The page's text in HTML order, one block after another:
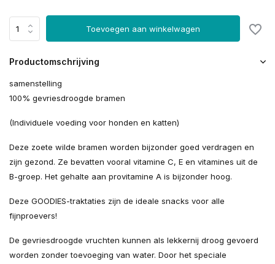
Toevoegen aan winkelwagen
Productomschrijving
samenstelling
100% gevriesdroogde bramen
(Individuele voeding voor honden en katten)
Deze zoete wilde bramen worden bijzonder goed verdragen en
zijn gezond. Ze bevatten vooral vitamine C, E en vitamines uit de
B-groep. Het gehalte aan provitamine A is bijzonder hoog.
Deze GOODIES-traktaties zijn de ideale snacks voor alle
fijnproevers!
De gevriesdroogde vruchten kunnen als lekkernij droog gevoerd
worden zonder toevoeging van water. Door het speciale